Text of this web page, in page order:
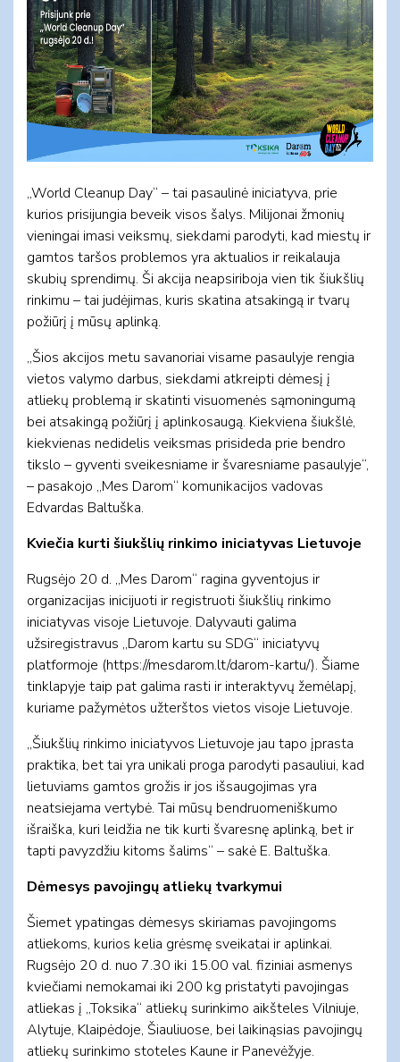
„World Cleanup Day“ – tai pasaulinė iniciatyva, prie
kurios prisijungia beveik visos šalys. Milijonai žmonių
vieningai imasi veiksmų, siekdami parodyti, kad miestų ir
gamtos taršos problemos yra aktualios ir reikalauja
skubių sprendimų. Ši akcija neapsiriboja vien tik šiukšlių
rinkimu – tai judėjimas, kuris skatina atsakingą ir tvarų
požiūrį į mūsų aplinką.
„Šios akcijos metu savanoriai visame pasaulyje rengia
vietos valymo darbus, siekdami atkreipti dėmesį į
atliekų problemą ir skatinti visuomenės sąmoningumą
bei atsakingą požiūrį į aplinkosaugą. Kiekviena šiukšlė,
kiekvienas nedidelis veiksmas prisideda prie bendro
tikslo – gyventi sveikesniame ir švaresniame pasaulyje“,
– pasakojo „Mes Darom“ komunikacijos vadovas
Edvardas Baltuška.
Kviečia kurti šiukšlių rinkimo iniciatyvas Lietuvoje
Rugsėjo 20 d. „Mes Darom“ ragina gyventojus ir
organizacijas inicijuoti ir registruoti šiukšlių rinkimo
iniciatyvas visoje Lietuvoje. Dalyvauti galima
užsiregistravus „Darom kartu su SDG“ iniciatyvų
platformoje (https://mesdarom.lt/darom-kartu/). Šiame
tinklapyje taip pat galima rasti ir interaktyvų žemėlapį,
kuriame pažymėtos užterštos vietos visoje Lietuvoje.
„Šiukšlių rinkimo iniciatyvos Lietuvoje jau tapo įprasta
praktika, bet tai yra unikali proga parodyti pasauliui, kad
lietuviams gamtos grožis ir jos išsaugojimas yra
neatsiejama vertybė. Tai mūsų bendruomeniškumo
išraiška, kuri leidžia ne tik kurti švaresnę aplinką, bet ir
tapti pavyzdžiu kitoms šalims“ – sakė E. Baltuška.
Dėmesys pavojingų atliekų tvarkymui
Šiemet ypatingas dėmesys skiriamas pavojingoms
atliekoms, kurios kelia grėsmę sveikatai ir aplinkai.
Rugsėjo 20 d. nuo 7.30 iki 15.00 val. fiziniai asmenys
kviečiami nemokamai iki 200 kg pristatyti pavojingas
atliekas į „Toksika“ atliekų surinkimo aikšteles Vilniuje,
Alytuje, Klaipėdoje, Šiauliuose, bei laikinąsias pavojingų
atliekų surinkimo stoteles Kaune ir Panevėžyje.